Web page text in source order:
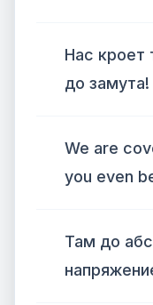
Нас кроет
до замута!
We are
you even
Там до